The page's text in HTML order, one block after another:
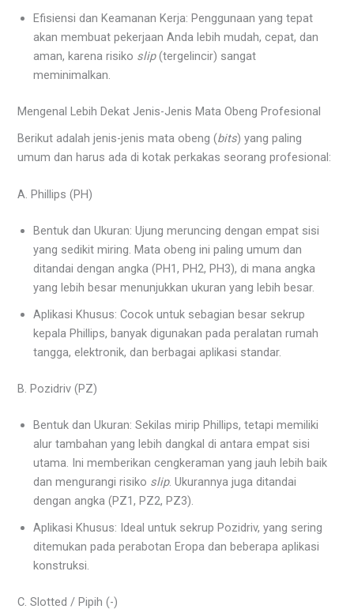
Efisiensi dan Keamanan Kerja: Penggunaan yang tepat
akan membuat pekerjaan Anda lebih mudah, cepat, dan
aman, karena risiko slip(tergelincir) sangat
meminimalkan.
Mengenal Lebih Dekat Jenis-Jenis Mata Obeng Profesional
Berikut adalah jenis-jenis mata obeng (bits) yang paling
umum dan harus ada di kotak perkakas seorang profesional:
A. Phillips (PH)
Bentuk dan Ukuran: Ujung meruncing dengan empat sisi
yang sedikit miring. Mata obeng ini paling umum dan
ditandai dengan angka (PH1, PH2, PH3), di mana angka
yang lebih besar menunjukkan ukuran yang lebih besar.
Aplikasi Khusus: Cocok untuk sebagian besar sekrup
kepala Phillips, banyak digunakan pada peralatan rumah
tangga, elektronik, dan berbagai aplikasi standar.
B. Pozidriv (PZ)
Bentuk dan Ukuran: Sekilas mirip Phillips, tetapi memiliki
alur tambahan yang lebih dangkal di antara empat sisi
utama. Ini memberikan cengkeraman yang jauh lebih baik
dan mengurangi risiko slip. Ukurannya juga ditandai
dengan angka (PZ1, PZ2, PZ3).
Aplikasi Khusus: Ideal untuk sekrup Pozidriv, yang sering
ditemukan pada perabotan Eropa dan beberapa aplikasi
konstruksi.
C. Slotted / Pipih (-)